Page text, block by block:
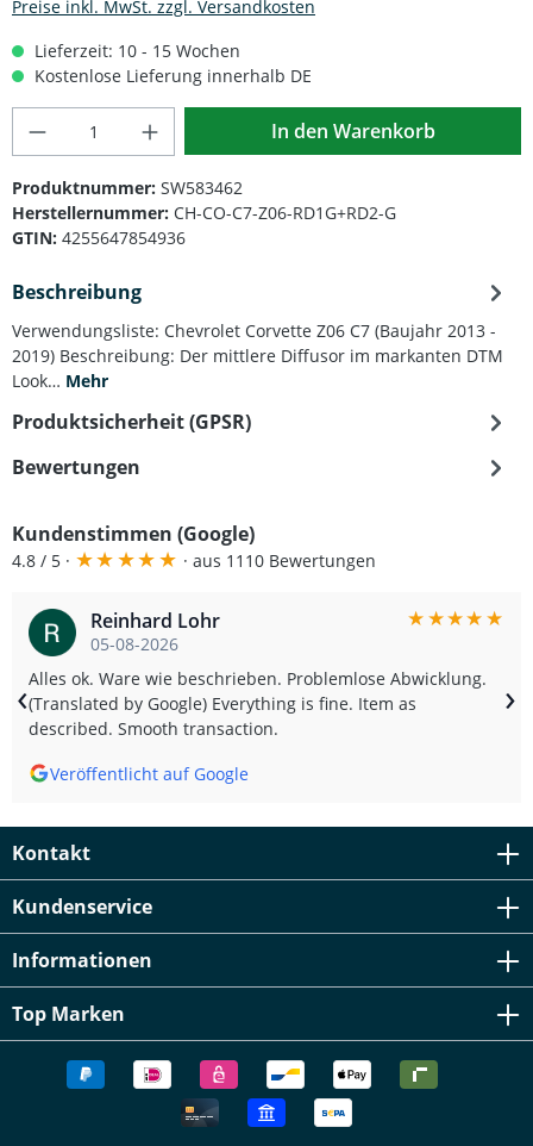
Preise inkl. MwSt. zzgl. Versandkosten
Lieferzeit: 10 - 15 Wochen
Kostenlose Lieferung innerhalb DE
Produkt Anzahl: Gib den gewünschten
In den Warenkorb
Produktnummer: SW583462
Herstellernummer: CH-CO-C7-Z06-RD1G+RD2-G
GTIN: 4255647854936
Beschreibung
Verwendungsliste: Chevrolet Corvette Z06 C7 (Baujahr 2013 -
2019) Beschreibung: Der mittlere Diffusor im markanten DTM
Look… Mehr
Produktsicherheit (GPSR)
Bewertungen
Kundenstimmen (Google)
4.8 / 5 · ★★★★★ · aus 1110 Bewertungen
Reinhard Lohr
05-08-2026
★★★★★
Alles ok. Ware wie beschrieben. Problemlose Abwicklung.
(Translated by Google) Everything is fine. Item as
described. Smooth transaction.
Veröffentlicht auf Google
‹ ›
Kontakt
Kundenservice
Informationen
Top Marken